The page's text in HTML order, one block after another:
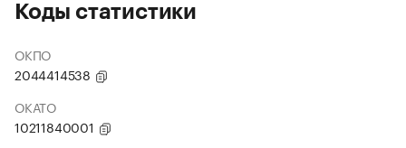
Коды статистики
ОКПО
2044414538
ОКАТО
10211840001